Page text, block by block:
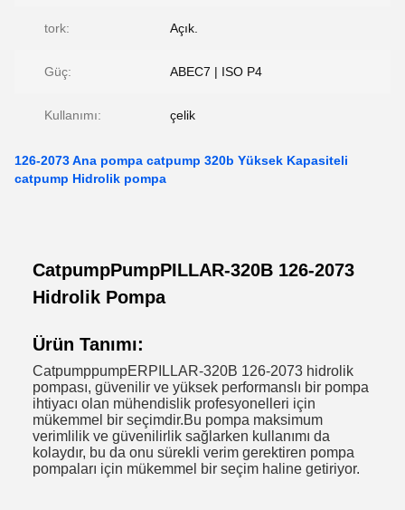
tork: Açık.
Güç: ABEC7 | ISO P4
Kullanımı: çelik
126-2073 Ana pompa catpump 320b Yüksek Kapasiteli
catpump Hidrolik pompa
CatpumpPumpPILLAR-320B 126-2073
Hidrolik Pompa
Ürün Tanımı:
CatpumppumpERPILLAR-320B 126-2073 hidrolik
pompası, güvenilir ve yüksek performanslı bir pompa
ihtiyacı olan mühendislik profesyonelleri için
mükemmel bir seçimdir.Bu pompa maksimum
verimlilik ve güvenilirlik sağlarken kullanımı da
kolaydır, bu da onu sürekli verim gerektiren pompa
pompaları için mükemmel bir seçim haline getiriyor.